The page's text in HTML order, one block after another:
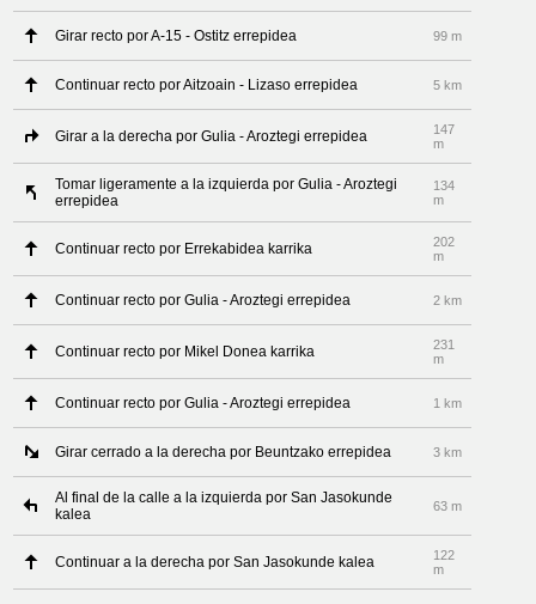
Girar recto por A-15 - Ostitz errepidea 99 m
Continuar recto por Aitzoain - Lizaso errepidea 5 km
Girar a la derecha por Gulia - Aroztegi errepidea
147
m
Tomar ligeramente a la izquierda por Gulia - Aroztegi
errepidea
134
m
Continuar recto por Errekabidea karrika
202
m
Continuar recto por Gulia - Aroztegi errepidea 2 km
Continuar recto por Mikel Donea karrika
231
m
Continuar recto por Gulia - Aroztegi errepidea 1 km
Girar cerrado a la derecha por Beuntzako errepidea 3 km
Al final de la calle a la izquierda por San Jasokunde
kalea
63 m
Continuar a la derecha por San Jasokunde kalea
122
m